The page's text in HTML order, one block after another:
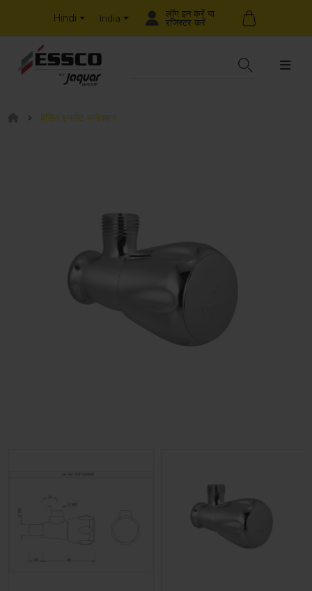
Hindi India
लॉग इन करें या
रजिस्टर करें
बेसिन इनलेट कनेक्शन